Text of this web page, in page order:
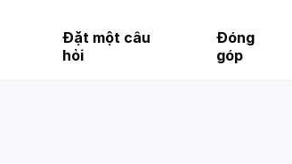
Đặt một câu
hỏi
Đóng
góp